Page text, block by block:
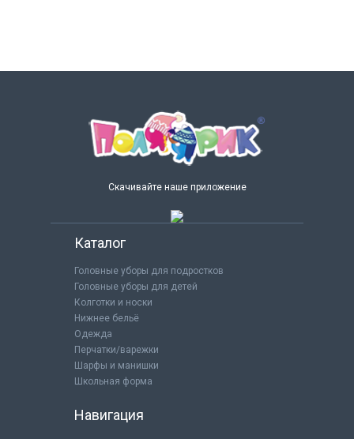
Скачивайте наше приложение
Каталог
Головные уборы для подростков
Головные уборы для детей
Колготки и носки
Нижнее бельё
Одежда
Перчатки/варежки
Шарфы и манишки
Школьная форма
Навигация